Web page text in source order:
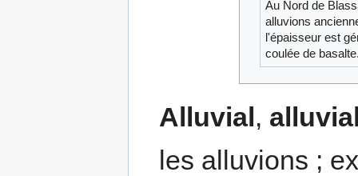
Au Nord de
alluvions
l'épaisseur est
coulée de
Alluvial,
les alluvions ;